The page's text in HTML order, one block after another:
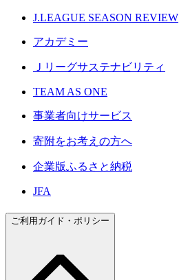
J.LEAGUE SEASON REVIEW
アカデミー
Ｊリーグサステナビリティ
TEAM AS ONE
事業者向けサービス
寄附をお考えの方へ
企業版ふるさと納税
JFA
ご利用ガイド・ポリシー